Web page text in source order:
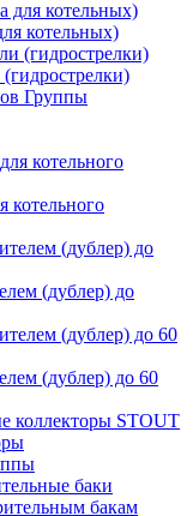
котельных)
Группы
котельного
(дублер) до
(дублер) до 60
STOUT
баки